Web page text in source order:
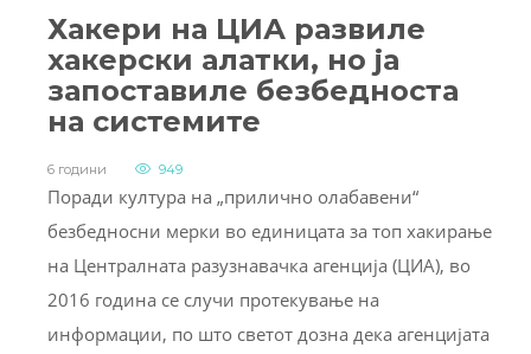
Хакери на ЦИА развиле
хакерски алатки, но ја
запоставиле безбедноста
на системите
6 години 949
Поради култура на „прилично олабавени“
безбедносни мерки во единицата за топ хакирање
на Централната разузнавачка агенција (ЦИА), во
2016 година се случи протекување на
информации, по што светот дозна дека агенцијата